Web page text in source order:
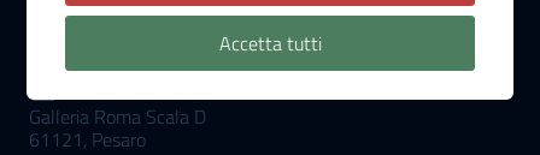
Galleria Roma Scala D
61121, Pesaro
Accetta tutti